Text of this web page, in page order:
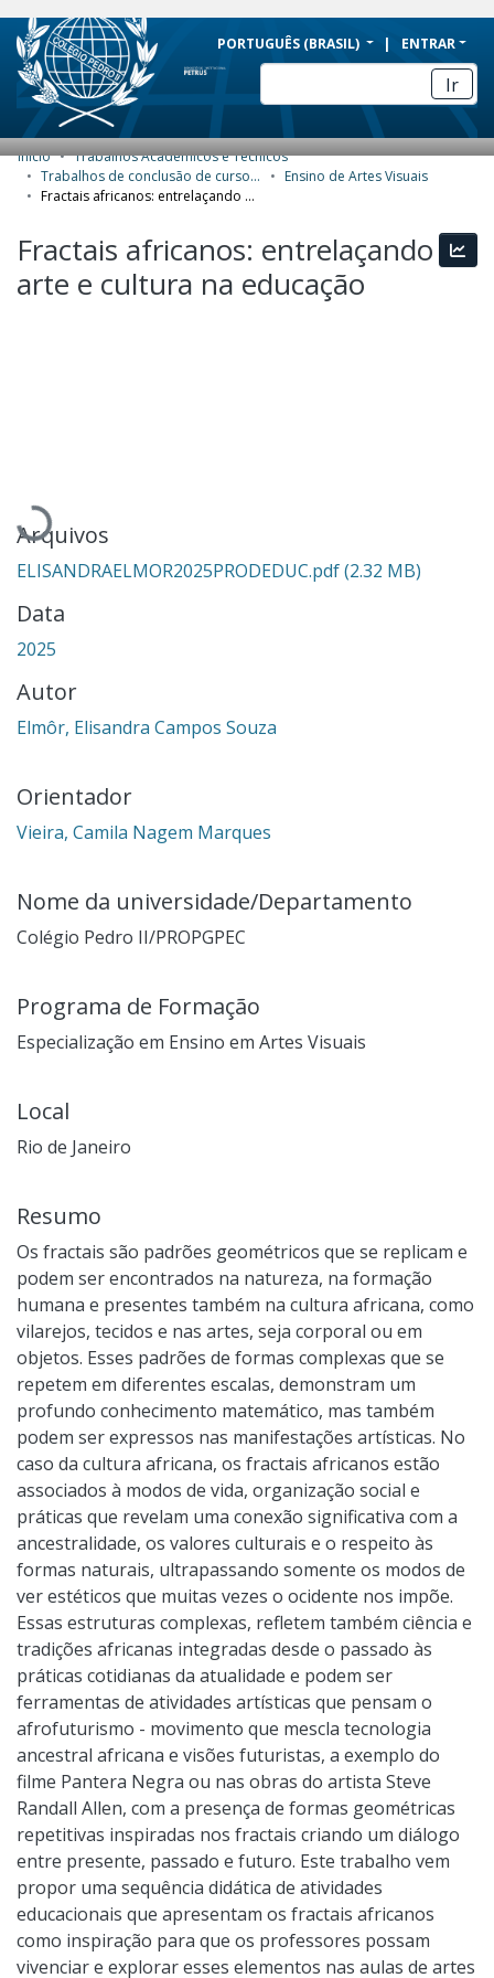
BRAZIL
Simplifique!
Comunica BR
Participe
Acesso à informação
Canais
PORTUGUÊS (BRASIL) ENTRAR
Ir
COMUNIDADES E COLEÇÕES
ESTATÍSTICAS
SOBRE
Início
Trabalhos Acadêmicos e Técnicos
Trabalhos de conclusão de curso de Especialização
Ensino de Artes Visuais
Fractais africanos: entrelaçando arte e cultura na educação
Fractais africanos: entrelaçando
arte e cultura na educação
Carregando...
Arquivos
ELISANDRAELMOR2025PRODEDUC.pdf(2.32 MB)
Data
2025
Autor
Elmôr, Elisandra Campos Souza
Orientador
Vieira, Camila Nagem Marques
Nome da universidade/Departamento
Colégio Pedro II/PROPGPEC
Programa de Formação
Especialização em Ensino em Artes Visuais
Local
Rio de Janeiro
Resumo
Os fractais são padrões geométricos que se replicam e
podem ser encontrados na natureza, na formação
humana e presentes também na cultura africana, como
vilarejos, tecidos e nas artes, seja corporal ou em
objetos. Esses padrões de formas complexas que se
repetem em diferentes escalas, demonstram um
profundo conhecimento matemático, mas também
podem ser expressos nas manifestações artísticas. No
caso da cultura africana, os fractais africanos estão
associados à modos de vida, organização social e
práticas que revelam uma conexão significativa com a
ancestralidade, os valores culturais e o respeito às
formas naturais, ultrapassando somente os modos de
ver estéticos que muitas vezes o ocidente nos impõe.
Essas estruturas complexas, refletem também ciência e
tradições africanas integradas desde o passado às
práticas cotidianas da atualidade e podem ser
ferramentas de atividades artísticas que pensam o
afrofuturismo - movimento que mescla tecnologia
ancestral africana e visões futuristas, a exemplo do
filme Pantera Negra ou nas obras do artista Steve
Randall Allen, com a presença de formas geométricas
repetitivas inspiradas nos fractais criando um diálogo
entre presente, passado e futuro. Este trabalho vem
propor uma sequência didática de atividades
educacionais que apresentam os fractais africanos
como inspiração para que os professores possam
vivenciar e explorar esses elementos nas aulas de artes